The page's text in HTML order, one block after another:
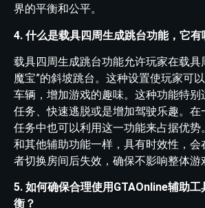
界的平衡和公平。
4. 什么是载具四周生成跳台功能，它有
载具四周生成跳台功能允许玩家在载具
魔宝”的斜坡跳台。这种设置使玩家可
车辆，增加游戏的趣味。这种功能特别
任务、快速逃脱或是增加驾驶乐趣。在
任务中也可以利用这一功能来占据优势
和其他辅助功能一样，具有时效性，会
者切换房间后失效，确保不影响整体游
5. 如何确保合理使用GTAOnline辅助
衡？